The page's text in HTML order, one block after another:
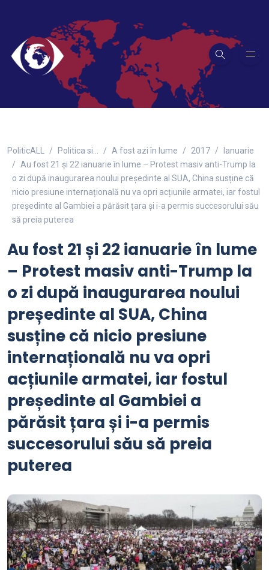
PoliticALL Politica si… A fost azi în lume 2017
Ianuarie
Au fost 21 și 22 ianuarie în lume – Protest masiv anti-Trump la
o zi după inaugurarea noului președinte al SUA, China susține că
nicio presiune internațională nu va opri acțiunile armatei, iar fostul
președinte al Gambiei a părăsit țara și i-a permis succesorului său
să preia puterea
Au fost 21 și 22 ianuarie în lume
– Protest masiv anti-Trump la
o zi după inaugurarea noului
președinte al SUA, China
susține că nicio presiune
internațională nu va opri
acțiunile armatei, iar fostul
președinte al Gambiei a
părăsit țara și i-a permis
succesorului său să preia
puterea